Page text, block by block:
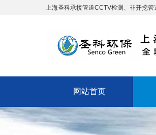
上海圣科承接管道CCTV检测、非开挖
网站首页